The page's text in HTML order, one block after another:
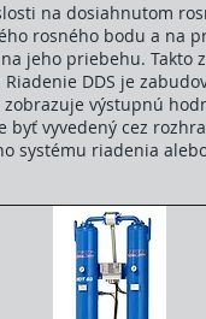
na dosiahnutom
rosného bodu a na
jeho priebehu. Takto
DDS je
výstupnú
byť vyvedený cez
systému riadenia